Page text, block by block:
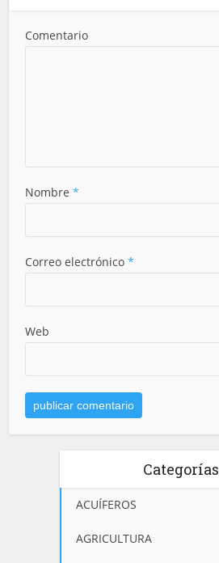
Comentario
Nombre*
Correo electrónico*
Web
Categorías
ACUÍFEROS
AGRICULTURA